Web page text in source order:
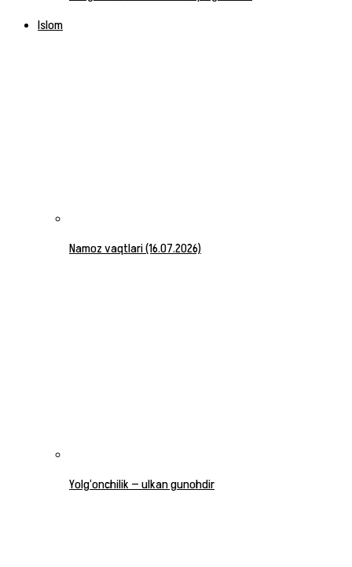
Islom
Namoz vaqtlari (16.07.2026)
Yolg‘onchilik — ulkan gunohdir